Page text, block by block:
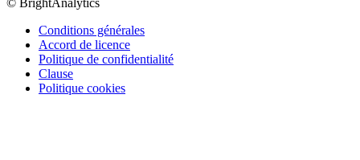
© BrightAnalytics
Conditions générales
Accord de licence
Politique de confidentialité
Clause
Politique cookies